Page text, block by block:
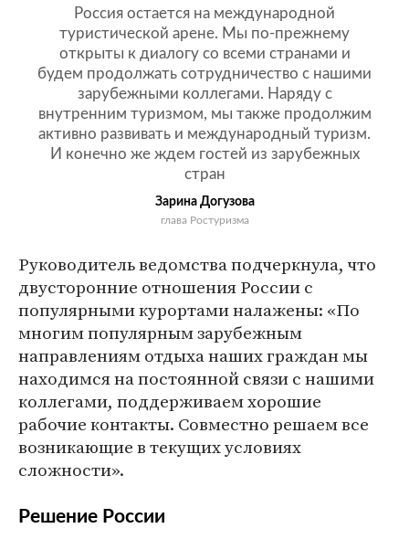
Россия остается на международной
туристической арене. Мы по-прежнему
открыты к диалогу со всеми странами и
будем продолжать сотрудничество с нашими
зарубежными коллегами. Наряду с
внутренним туризмом, мы также продолжим
активно развивать и международный туризм.
И конечно же ждем гостей из зарубежных
стран
Зарина Догузова
глава Ростуризма
Руководитель ведомства подчеркнула, что
двусторонние отношения России с
популярными курортами налажены: «По
многим популярным зарубежным
направлениям отдыха наших граждан мы
находимся на постоянной связи с нашими
коллегами, поддерживаем хорошие
рабочие контакты. Совместно решаем все
возникающие в текущих условиях
сложности».
Решение России